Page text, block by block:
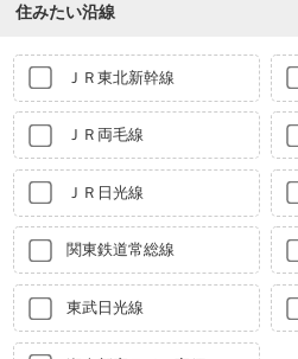
住みたい沿線
ＪＲ東北新幹線
ＪＲ両毛線
ＪＲ日光線
関東鉄道常総線
東武日光線